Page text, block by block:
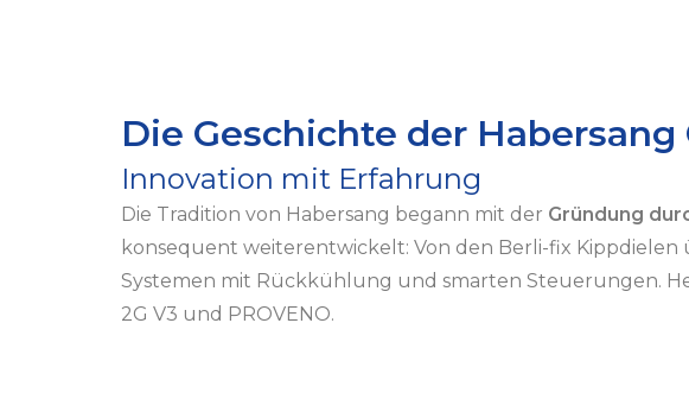
Die Geschichte der Habersang
Innovation mit Erfahrung
Die Tradition von Habersang begann mit der Gründung
konsequent weiterentwickelt: Von den Berli-fix
Systemen mit Rückkühlung und smarten Steuerungen.
2G V3 und PROVENO.